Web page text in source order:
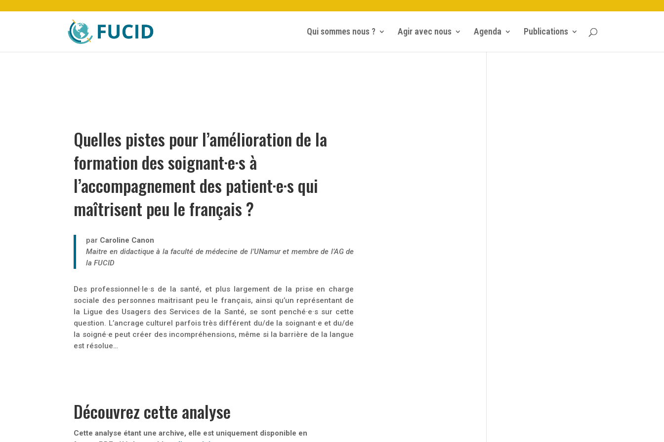
Qui sommes nous ? Agir avec nous Agenda Publications
Quelles pistes pour l’amélioration de la
formation des soignant·e·s à
l’accompagnement des patient·e·s qui
maîtrisent peu le français ?
par Caroline Canon
Maitre en didactique à la faculté de médecine de l’UNamur et membre de l’AG de
la FUCID
Des professionnel·le·s de la santé, et plus largement de la prise en charge
sociale des personnes maitrisant peu le français, ainsi qu’un représentant de
la Ligue des Usagers des Services de la Santé, se sont penché·e·s sur cette
question. L’ancrage culturel parfois très différent du/de la soignant·e et du/de
la soigné·e peut créer des incompréhensions, même si la barrière de la langue
est résolue…
Découvrez cette analyse
Cette analyse étant une archive, elle est uniquement disponible en